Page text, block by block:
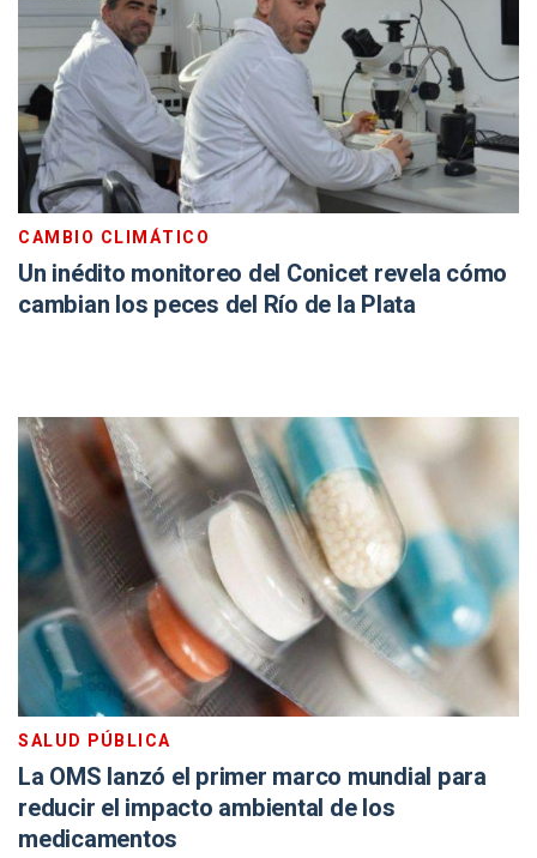
CAMBIO CLIMÁTICO
Un inédito monitoreo del Conicet revela cómo
cambian los peces del Río de la Plata
SALUD PÚBLICA
La OMS lanzó el primer marco mundial para
reducir el impacto ambiental de los
medicamentos